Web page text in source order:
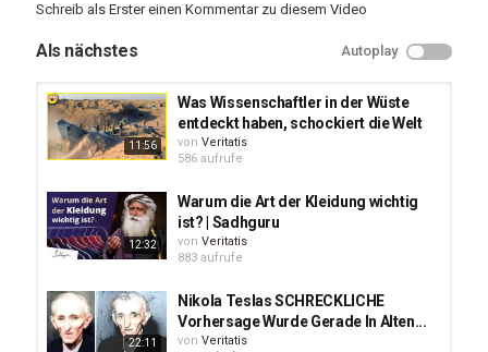
Schreib als Erster einen Kommentar zu diesem Video
Als nächstes Autoplay
11:56
Was Wissenschaftler in der Wüste
entdeckt haben, schockiert die Welt
von Veritatis
586 aufrufe
12:32
Warum die Art der Kleidung wichtig
ist? | Sadhguru
von Veritatis
883 aufrufe
22:11
Nikola Teslas SCHRECKLICHE
Vorhersage Wurde Gerade In Alten...
von Veritatis